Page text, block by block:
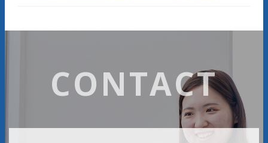
CONTACT